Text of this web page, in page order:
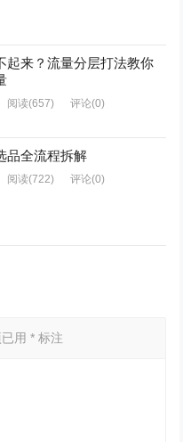
起来？流量分层打法教你
阅读(657) 评论(0)
品全流程拆解
阅读(722) 评论(0)
已用* 标注